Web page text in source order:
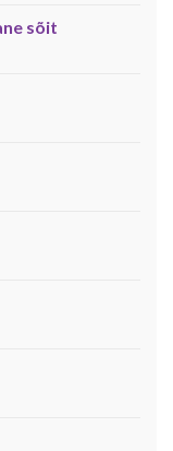
sõit